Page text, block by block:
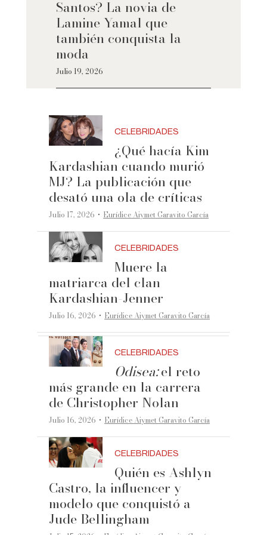
Santos? La novia de
Lamine Yamal que
también conquista la
moda
Julio 19, 2026
CELEBRIDADES
¿Qué hacía Kim
Kardashian cuando murió
MJ? La publicación que
desató una ola de críticas
Julio 17, 2026 ·Eurídice Aiymet Garavito García
CELEBRIDADES
Muere la
matriarca del clan
Kardashian-Jenner
Julio 16, 2026 ·Eurídice Aiymet Garavito García
CELEBRIDADES
Odisea:el reto
más grande en la carrera
de Christopher Nolan
Julio 16, 2026 ·Eurídice Aiymet Garavito García
CELEBRIDADES
Quién es Ashlyn
Castro, la influencer y
modelo que conquistó a
Jude Bellingham